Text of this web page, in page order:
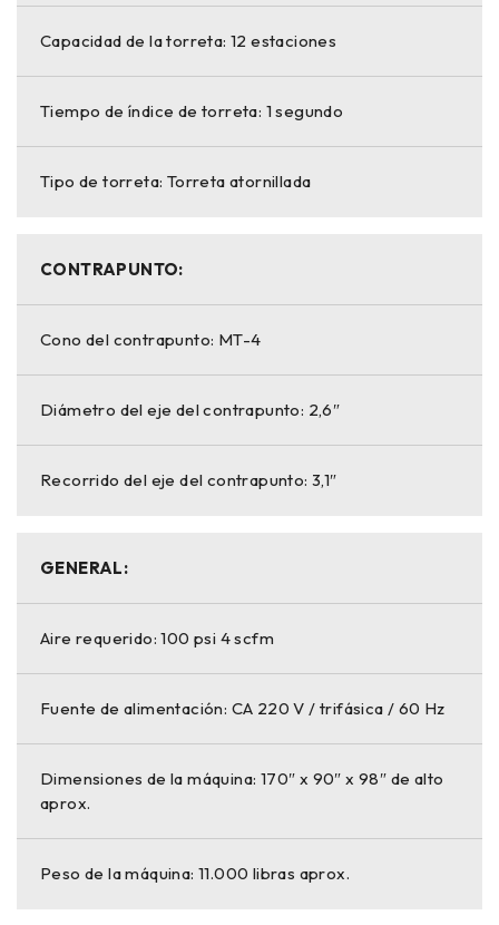
Capacidad de la torreta: 12 estaciones
Tiempo de índice de torreta: 1 segundo
Tipo de torreta: Torreta atornillada
CONTRAPUNTO:
Cono del contrapunto: MT-4
Diámetro del eje del contrapunto: 2,6″
Recorrido del eje del contrapunto: 3,1″
GENERAL:
Aire requerido: 100 psi 4 scfm
Fuente de alimentación: CA 220 V / trifásica / 60 Hz
Dimensiones de la máquina: 170″ x 90″ x 98″ de alto
aprox.
Peso de la máquina: 11.000 libras aprox.